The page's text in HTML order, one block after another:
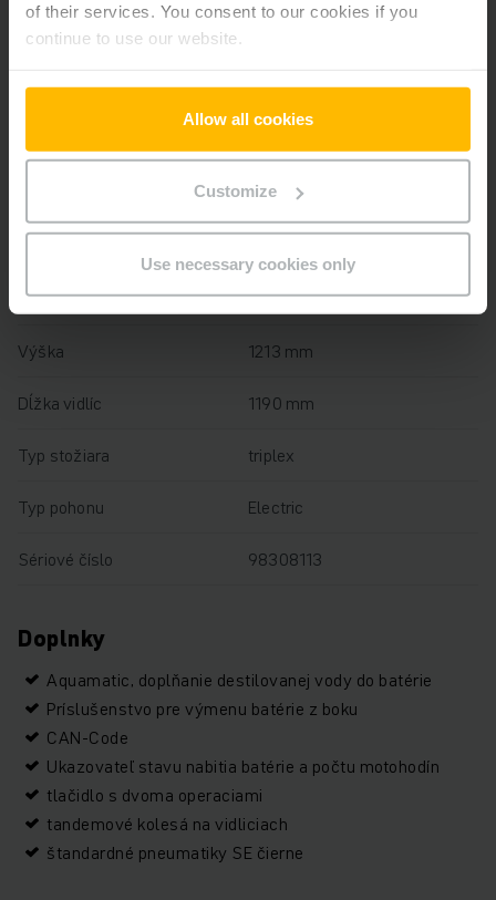
of their services. You consent to our cookies if you
continue to use our website.
Allow all cookies
Customize
Use necessary cookies only
Nabíjač
Battery Refurbishment Year 2026
Rok
2050 mm
Prevádzkové hodiny 3004 h
Výška 1213 mm
Dĺžka vidlíc 1190 mm
Typ stožiara triplex
Typ pohonu Electric
Sériové číslo 98308113
Doplnky
Aquamatic, doplňanie destilovanej vody do batérie
Príslušenstvo pre výmenu batérie z boku
CAN-Code
Ukazovateľ stavu nabitia batérie a počtu motohodín
tlačidlo s dvoma operaciami
tandemové kolesá na vidliciach
štandardné pneumatiky SE čierne